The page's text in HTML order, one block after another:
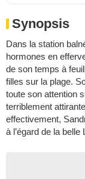
Synopsis
Dans la station
hormones en
de son temps à
filles sur la plage.
toute son attention
terriblement
effectivement,
à l’égard de la belle